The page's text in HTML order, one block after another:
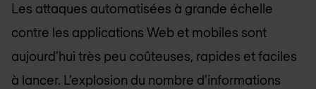
Les attaques automatisées à grande échelle
contre les applications Web et mobiles sont
aujourd’hui très peu coûteuses, rapides et faciles
à lancer. L'explosion du nombre d'informations